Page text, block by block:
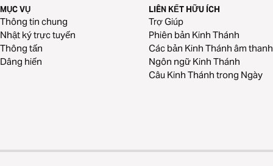
MỤC VỤ
Thông tin chung
Nhật ký trực tuyến
Thông tấn
Dâng hiến
LIÊN KẾT HỮU ÍCH
Trợ Giúp
Phiên bản Kinh Thánh
Các bản Kinh Thánh âm thanh
Ngôn ngữ Kinh Thánh
Câu Kinh Thánh trong Ngày